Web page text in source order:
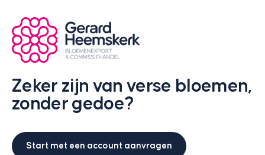
Zeker zijn van verse bloemen,
zonder gedoe?
Start met een account aanvragen